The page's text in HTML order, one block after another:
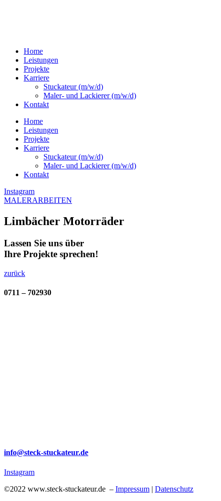
Home
Leistungen
Projekte
Karriere
Stuckateur (m/w/d)
Maler- und Lackierer (m/w/d)
Kontakt
Home
Leistungen
Projekte
Karriere
Stuckateur (m/w/d)
Maler- und Lackierer (m/w/d)
Kontakt
Instagram
MALERARBEITEN
Limbächer Motorräder
Lassen Sie uns über
Ihre Projekte sprechen!
zurück
0711 – 702930
info@steck-stuckateur.de
Instagram
©2022 www.steck-stuckateur.de – Impressum | Datenschutz